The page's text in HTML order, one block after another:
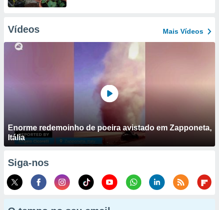
Vídeos Mais Vídeos
Enorme redemoinho de poeira avistado em Zapponeta,
Itália
Siga-nos